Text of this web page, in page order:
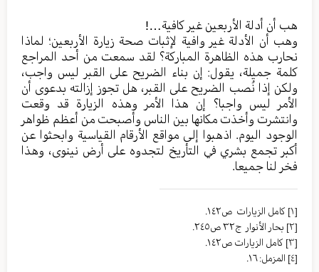
هب أن أدلة الأربعين غير كافية…!
وهب أن الأدلة غير وافية لإثبات صحة زيارة الأربعين؛ لماذا
نحارب هذه الظاهرة المباركة؟ لقد سمعت من أحد المراجع
كلمة جميلة، يقول: إن بناء الضريح على القبر ليس واجب،
ولكن إذا نُصب الضريح على القبر، هل تجوز إزالته بدعوى أن
الأمر ليس واجبا؟ إن هذا الأمر وهذه الزيارة قد وقعت
وانتشرت وأخذت مكانها بين الناس وأصبحت من أعظم ظواهر
الوجود اليوم. اذهبوا إلى مواقع الأرقام القياسية وابحثوا عن
أكبر تجمع بشري في التأريخ لتجدوه على أرض نينوى، وهذا
فخر لنا جميعا.
[١]
كامل الزيارات ص١٤٢.
[٢]
بحار الأنوار ج٣٢ ص٢٤٥.
[٣]
كامل الزيارات ص١٤٢.
[٤]
المزمل: ١٦.